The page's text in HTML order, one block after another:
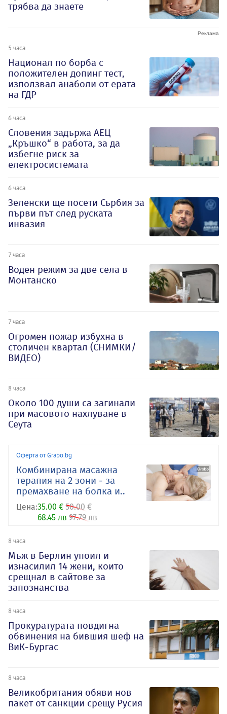
трябва да знаете
5 часа
Национал по борба с
положителен допинг тест,
използвал анаболи от ерата
на ГДР
6 часа
Словения задържа АЕЦ
„Кръшко“ в работа, за да
избегне риск за
електросистемата
6 часа
Зеленски ще посети Сърбия за
първи път след руската
инвазия
7 часа
Воден режим за две села в
Монтанско
7 часа
Огромен пожар избухна в
столичен квартал (СНИМКИ/
ВИДЕО)
8 часа
Около 100 души са загинали
при масовото нахлуване в
Сеута
Оферта от Grabo.bg
Комбинирана масажна
терапия на 2 зони - за
премахване на болка и..
Цена:35.00 € 50.00 €
68.45 лв 97.79 лв
8 часа
Мъж в Берлин упоил и
изнасилил 14 жени, които
срещнал в сайтове за
запознанства
8 часа
Прокуратурата повдигна
обвинения на бившия шеф на
ВиК-Бургас
8 часа
Великобритания обяви нов
пакет от санкции срещу Русия